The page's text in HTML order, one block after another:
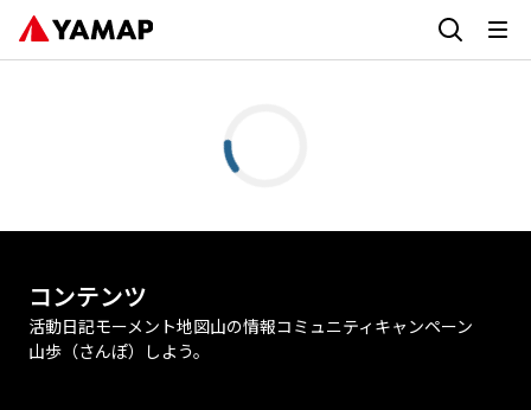
コンテンツ
活動日記モーメント地図山の情報コミュニティ キャンペーン
山歩（さんぽ）しよう。